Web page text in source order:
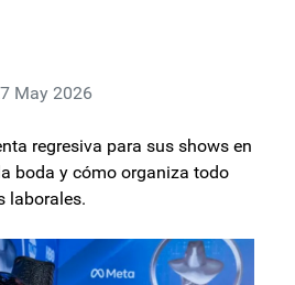
May 2026
regresiva para sus shows en
boda y cómo organiza todo
laborales.